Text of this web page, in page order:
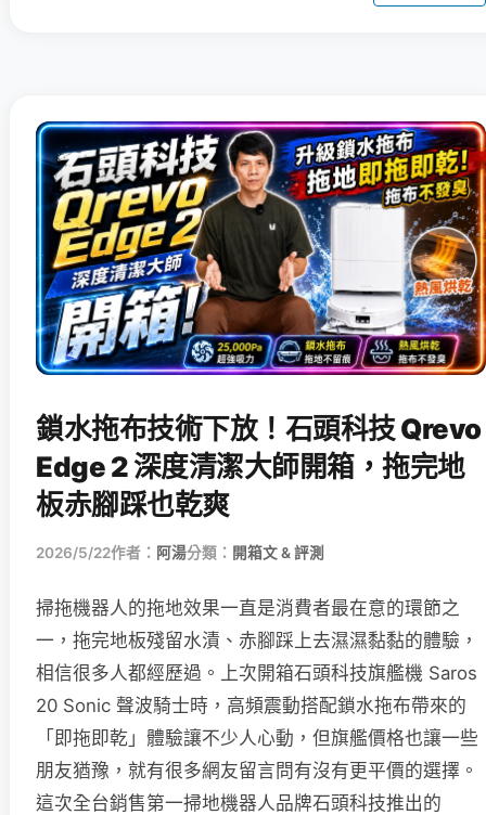
鎖水拖布技術下放！石頭科技 Qrevo
Edge 2 深度清潔大師開箱，拖完地
板赤腳踩也乾爽
2026/5/22作者： 阿湯分類： 開箱文 & 評測
掃拖機器人的拖地效果一直是消費者最在意的環節之
一，拖完地板殘留水漬、赤腳踩上去濕濕黏黏的體驗，
相信很多人都經歷過。上次開箱石頭科技旗艦機 Saros
20 Sonic 聲波騎士時，高頻震動搭配鎖水拖布帶來的
「即拖即乾」體驗讓不少人心動，但旗艦價格也讓一些
朋友猶豫，就有很多網友留言問有沒有更平價的選擇。
這次全台銷售第一掃地機器人品牌石頭科技推出的